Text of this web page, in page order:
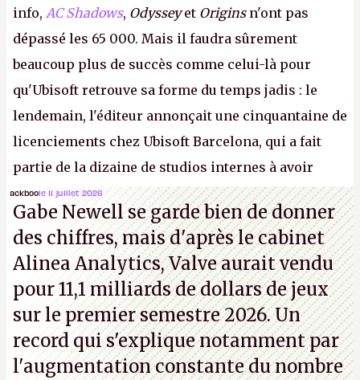
info, AC Shadows, Odysseyet Originsn'ont pas
dépassé les 65 000. Mais il faudra sûrement
beaucoup plus de succès comme celui-là pour
qu'Ubisoft retrouve sa forme du temps jadis : le
lendemain, l'éditeur annonçait une cinquantaine de
licenciements chez Ubisoft Barcelona, qui a fait
partie de la dizaine de studios internes à avoir
travaillé sur cetAssassin's Creedsous la direction
d'Ubisoft Singapour.A.
ackboole 11 juillet 2026
Gabe Newell se garde bien de donner
des chiffres, mais d'après le cabinet
Alinea Analytics, Valve aurait vendu
pour 11,1 milliards de dollars de jeux
sur le premier semestre 2026. Un
record qui s'explique notamment par
l'augmentation constante du nombre